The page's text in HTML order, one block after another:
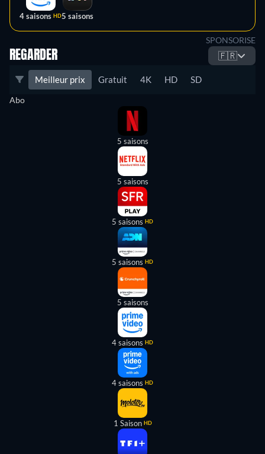
4 saisons HD5 saisons
SPONSORISE
REGARDER 🇫🇷
Meilleur prix Gratuit 4K HD SD
Abo
5 saisons
5 saisons
5 saisons HD
5 saisons HD
5 saisons
4 saisons HD
4 saisons HD
1 Saison HD